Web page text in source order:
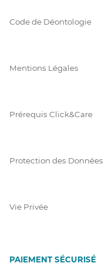
Code de Déontologie
Mentions Légales
Prérequis Click&Care
Protection des Données
Vie Privée
PAIEMENT SÉCURISÉ